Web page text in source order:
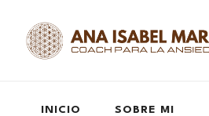
INICIO SOBRE MI